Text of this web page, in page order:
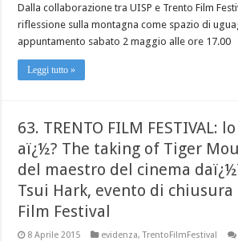
Dalla collaborazione tra UISP e Trento Film
riflessione sulla montagna come spazio di
appuntamento sabato 2 maggio alle ore 17.00
Leggi tutto »
63. TRENTO FILM FESTIVAL:
aï¿½? The taking of Tiger
del maestro del cinema
Tsui Hark, evento di chiusura
Film Festival
8 Aprile 2015 evidenza,TrentoFilmFestival